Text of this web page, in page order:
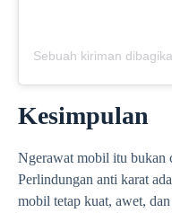
Kesimpulan
Ngerawat mobil itu bukan
Perlindungan anti karat
mobil tetap kuat, awet,